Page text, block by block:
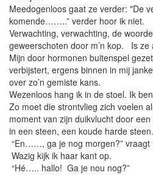
Meedogenloos gaat ze verder: "De
komende……..” verder hoor ik niet.
Verwachting, verwachting, de
geweerschoten door m’n kop. Is ze
Mijn door hormonen buitenspel
verbijstert, ergens binnen in mij
over zo’n gemiste kans.
Wezenloos hang ik in de stoel. Ik
Zo moet die strontvlieg zich voelen
moment van zijn duikvlucht door
in een steen, een koude harde steen.
“En……, ga je nog morgen?” vraagt
Wazig kijk ik haar kant op.
“Hé….. hallo! Ga je nou nog?”